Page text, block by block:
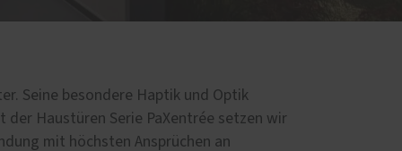
Seine besondere Haptik und Optik
der Haustüren Serie PaXentrée setzen wir
mit höchsten Ansprüchen an